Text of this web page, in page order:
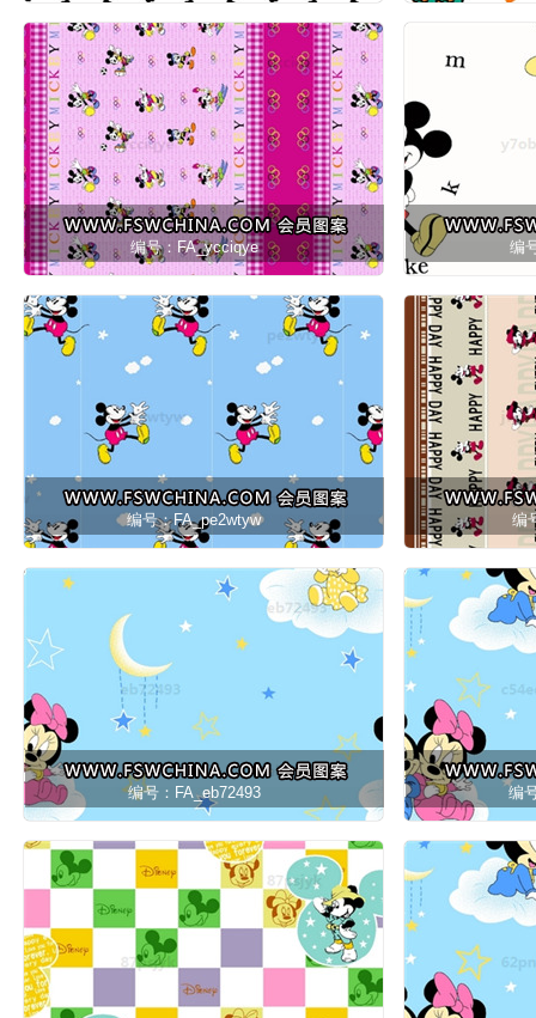
编号：FA_ycciqye 编
编号：FA_pe2wtyw 编
编号：FA_eb72493 编